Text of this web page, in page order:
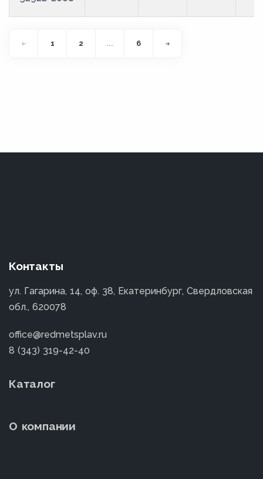
1 2 ... 6
Контакты
ул. Гагарина, 14, оф. 38, Екатеринбург, Свердловская
обл., 620078
office@redmetsplav.ru
8 (343) 319-42-40
Каталог
О компании